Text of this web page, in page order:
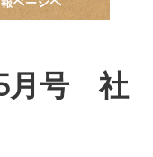
月号 社